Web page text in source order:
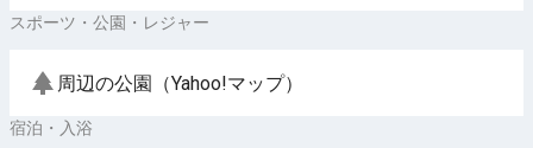
スポーツ・公園・レジャー
周辺の公園（Yahoo!マップ）
宿泊・入浴